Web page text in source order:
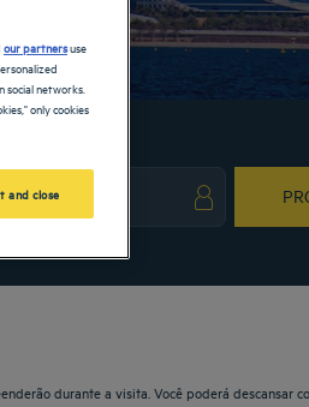
durante a visita. Você poderá descansar
our partnersuse
social networks.
only cookies
and close